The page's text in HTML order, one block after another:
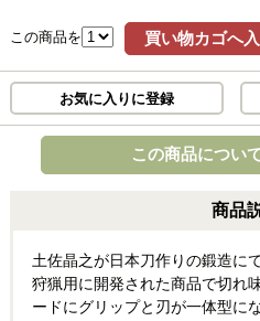
この商品を 買い物カゴへ
お気に入りに登録
この商品につい
商品
土佐晶之が日本刀作りの鍛造に
狩猟用に開発された商品で切れ
ードにグリップと刃が一体型に